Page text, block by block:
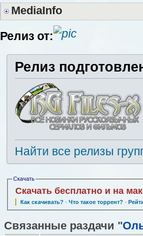
MediaInfo
Релиз от:
Релиз
Найти все релизы
Скачать
Скачать бесплатно и на
Как скачивать? · Что такое торрент? ·
Связанные раздачи "